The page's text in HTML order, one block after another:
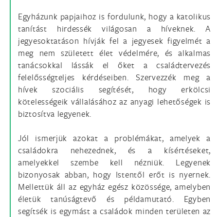
Egyházunk papjaihoz is fordulunk, hogy a katolikus
tanítást hirdessék világosan a híveknek. A
jegyesoktatáson hívják fel a jegyesek figyelmét a
meg nem született élet védelmére, és alkalmas
tanácsokkal lássák el őket a családtervezés
felelősségteljes kérdéseiben. Szervezzék meg a
hívek szociális segítését, hogy erkölcsi
kötelességeik vállalásához az anyagi lehetőségek is
biztosítva legyenek.
Jól ismerjük azokat a problémákat, amelyek a
családokra nehezednek, és a kísértéseket,
amelyekkel szembe kell nézniük. Legyenek
bizonyosak abban, hogy Istentől erőt is nyernek.
Mellettük áll az egyház egész közössége, amelyben
életük tanúságtevő és példamutató. Egyben
segítsék is egymást a családok minden területen az